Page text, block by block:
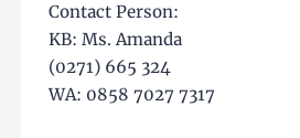
Contact Person:
KB: Ms. Amanda
(0271) 665 324
WA: 0858 7027 7317